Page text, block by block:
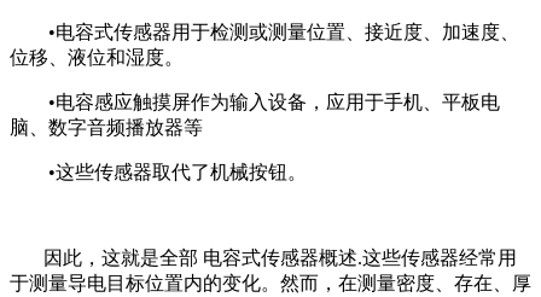
•电容式传感器用于检测或测量位置、接近度、加速度、
位移、液位和湿度。
•电容感应触摸屏作为输入设备，应用于手机、平板电
脑、数字音频播放器等
•这些传感器取代了机械按钮。
因此，这就是全部 电容式传感器概述.这些传感器经常用
于测量导电目标位置内的变化。然而，在测量密度、存在、厚